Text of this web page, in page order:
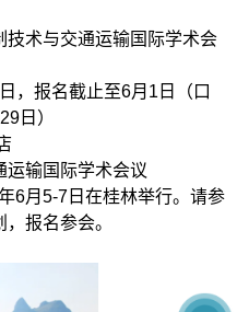
技术与交通运输国际学术会
，报名截止至6月1日（口
日）
运输国际学术会议
6月5-7日在桂林举行。请参
报名参会。